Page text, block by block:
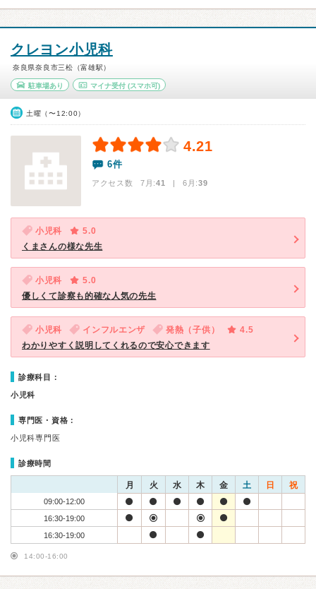
クレヨン小児科
奈良県奈良市三松（富雄駅）
駐車場あり マイナ受付(スマホ可)
土曜（〜12:00）
4.21
6件
アクセス数 7月:41 | 6月:39
小児科
5.0
くまさんの様な先生
小児科
5.0
優しくて診察も的確な人気の先生
小児科 インフルエンザ 発熱（子供）
4.5
わかりやすく説明してくれるので安心できます
診療科目：
小児科
専門医・資格：
小児科専門医
診療時間
月 火 水 木 金 土 日 祝
09:00-12:00
16:30-19:00
16:30-19:00
14:00-16:00